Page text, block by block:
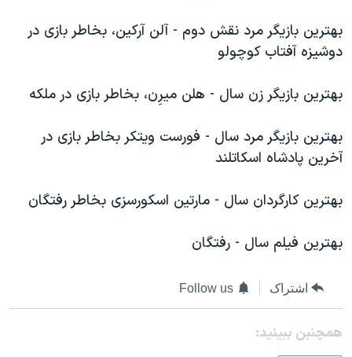
بهترين بازيگر مرد نقش دوم - آلن آرکين، بخاطر بازی در
دوشيزه آفتاب کوچولو
بهترين بازيگر زن سال - هلن ميرِن، بخاطر بازی در ملکه
بهترين بازيگر مرد سال - فورست ويتکر بخاطر بازی در
آخرين پادشاه اسکاتلند
بهترين کارگردان سال - مارتين اسکورسزی بخاطر رفتگان
بهترين فيلم سال - رفتگان
اشتراک Follow us
همچنبن ببینید: